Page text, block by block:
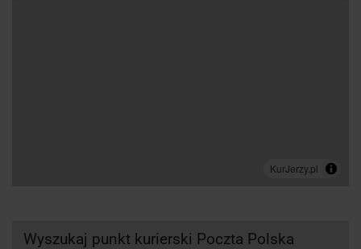
Wyszukaj punkt kurierski Poczta Polska